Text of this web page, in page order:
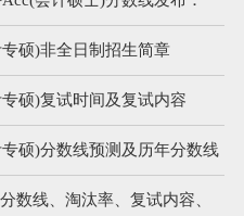
硕)非全日制招生简章
硕)复试时间及复试内容
硕)分数线预测及历年分数线
数线、淘汰率、复试内容、